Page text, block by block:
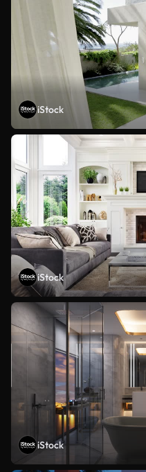
iStock
iStock
iStock